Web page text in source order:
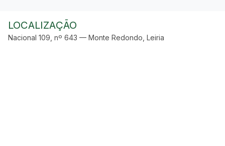
LOCALIZAÇÃO
Nacional 109, nº 643 — Monte Redondo, Leiria